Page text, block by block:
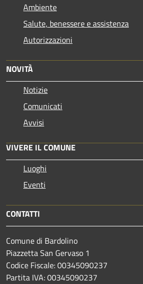
Ambiente
Salute, benessere e assistenza
Autorizzazioni
NOVITÀ
Notizie
Comunicati
Avvisi
VIVERE IL COMUNE
Luoghi
Eventi
CONTATTI
Comune di Bardolino
Piazzetta San Gervaso 1
Codice Fiscale: 00345090237
Partita IVA: 00345090237